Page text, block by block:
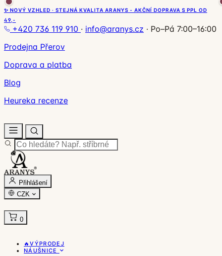
✨ NOVÝ VZHLED · STEJNÁ KVALITA ARANYS - AKČNÍ DOPRAVA S PPL OD
49,-
+420 736 119 910 · info@aranys.cz · Po–Pá 7:00–16:00
Prodejna Přerov
Doprava a platba
Blog
Heureka recenze
Přihlášení
CZK
0
🔥VÝPRODEJ
NÁUŠNICE